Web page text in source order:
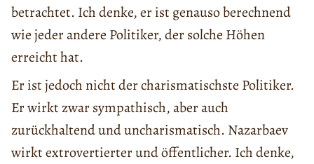
betrachtet. Ich denke, er ist genauso berechnend
wie jeder andere Politiker, der solche Höhen
erreicht hat.
Er ist jedoch nicht der charismatischste Politiker.
Er wirkt zwar sympathisch, aber auch
zurückhaltend und uncharismatisch. Nazarbaev
wirkt extrovertierter und öffentlicher. Ich denke,